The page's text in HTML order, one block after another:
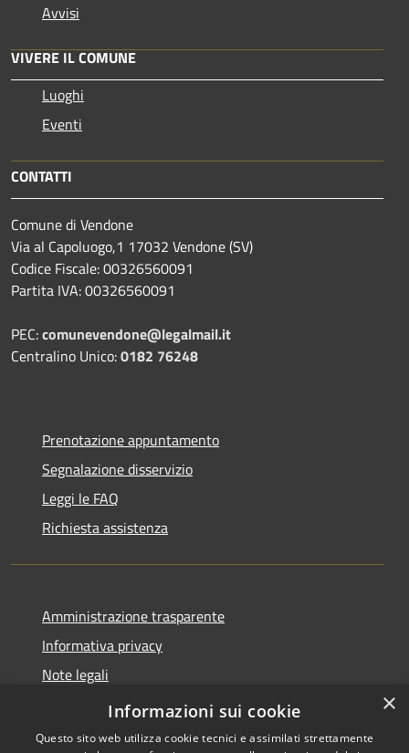
Avvisi
VIVERE IL COMUNE
Luoghi
Eventi
CONTATTI
Comune di Vendone
Via al Capoluogo,1 17032 Vendone (SV)
Codice Fiscale: 00326560091
Partita IVA: 00326560091
PEC:comunevendone@legalmail.it
Centralino Unico:0182 76248
Prenotazione appuntamento
Segnalazione disservizio
Leggi le FAQ
Richiesta assistenza
Amministrazione trasparente
Informativa privacy
Note legali
Dichiarazione di accessibilità
×
Informazioni sui cookie
Questo sito web utilizza cookie tecnici e assimilati strettamente